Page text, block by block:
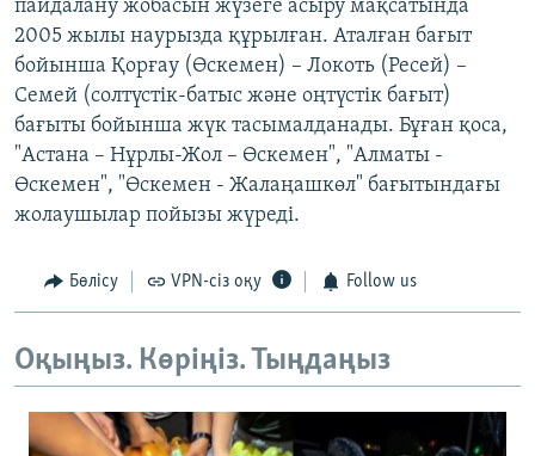
пайдалану жобасын жүзеге асыру мақсатында
2005 жылы наурызда құрылған. Аталған бағыт
бойынша Қорғау (Өскемен) – Локоть (Ресей) –
Семей (солтүстік-батыс және оңтүстік бағыт)
бағыты бойынша жүк тасымалданады. Бұған қоса,
"Астана – Нұрлы-Жол – Өскемен", "Алматы -
Өскемен", "Өскемен - Жалаңашкөл" бағытындағы
жолаушылар пойызы жүреді.
Бөлісу VPN-сіз оқу Follow us
Оқыңыз. Көріңіз. Тыңдаңыз